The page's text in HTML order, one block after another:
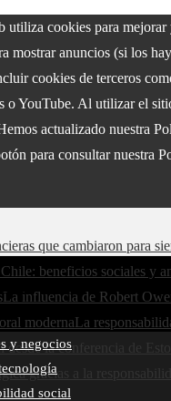
utiliza cookies para mejorar
mostrar anuncios (si los
cookies de terceros
o YouTube. Al utilizar el
actualizado nuestra
para consultar nuestra
que cambiaron para
beneficios sociales y
La influencia de Robert
modernaLa
desde la conferencia de
gracias a la
y negocios
social